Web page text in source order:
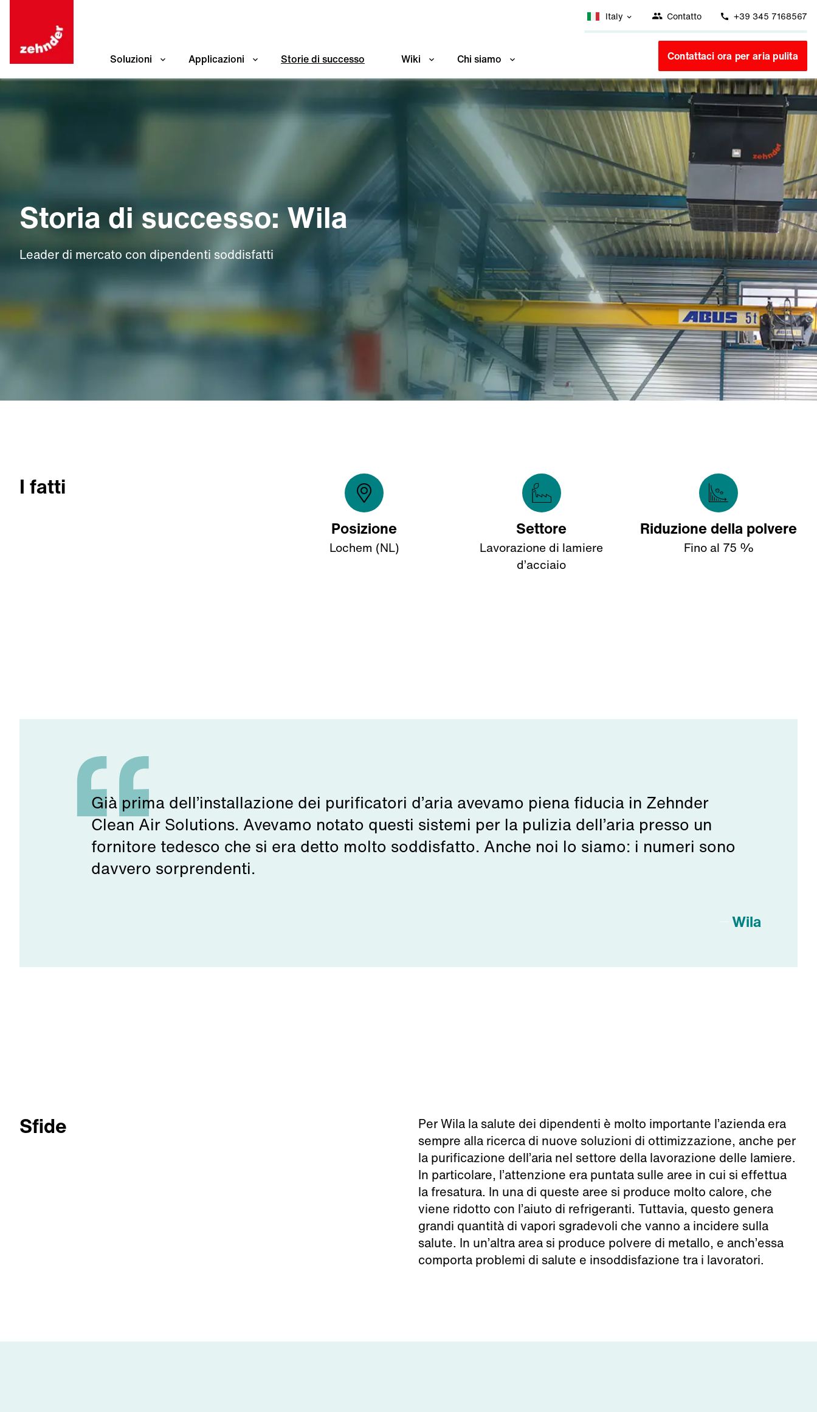
Italy Contatto +39 345 7168567
Soluzioni Applicazioni Storie di successo Wiki Chi siamo Contattaci ora per aria pulita
Storia di successo: Wila
Leader di mercato con dipendenti soddisfatti
I fatti
Posizione
Lochem (NL)
Settore
Lavorazione di lamiere
d’acciaio
Riduzione della polvere
Fino al 75 %
Già prima dell’installazione dei purificatori d’aria avevamo piena fiducia in Zehnder
Clean Air Solutions. Avevamo notato questi sistemi per la pulizia dell’aria presso un
fornitore tedesco che si era detto molto soddisfatto. Anche noi lo siamo: i numeri sono
davvero sorprendenti.
Wila
Sfide
Per Wila la salute dei dipendenti è molto importante l’azienda era
sempre alla ricerca di nuove soluzioni di ottimizzazione, anche per
la purificazione dell’aria nel settore della lavorazione delle lamiere.
In particolare, l’attenzione era puntata sulle aree in cui si effettua
la fresatura. In una di queste aree si produce molto calore, che
viene ridotto con l’aiuto di refrigeranti. Tuttavia, questo genera
grandi quantità di vapori sgradevoli che vanno a incidere sulla
salute. In un’altra area si produce polvere di metallo, e anch’essa
comporta problemi di salute e insoddisfazione tra i lavoratori.